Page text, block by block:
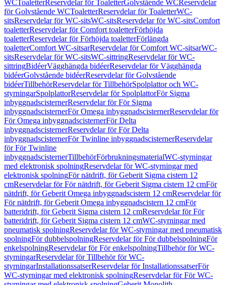
WCToaletterReservdelar för ToaletterGolvstående WCReservdelar
för Golvstående WCToaletterReservdelar för ToaletterWC-
sitsReservdelar för WC-sitsWC-sitsReservdelar för WC-sitsComfort
toaletterReservdelar för Comfort toaletterFörhöjda
toaletterReservdelar för Förhöjda toaletterFörlängda
toaletterComfort WC-sitsarReservdelar för Comfort WC-sitsarWC-
sitsReservdelar för WC-sitsWC-sittringReservdelar för WC-
sittringBidéerVägghängda bidéerReservdelar för Vägghängda
bidéerGolvstående bidéerReservdelar för Golvstående
bidéerTillbehörReservdelar för TillbehörSpolplattor och WC-
styrningarSpolplattorReservdelar för SpolplattorFör Sigma
inbyggnadscisternerReservdelar för För Sigma
inbyggnadscisternerFör Omega inbyggnadscisternerReservdelar för
För Omega inbyggnadscisternerFör Delta
inbyggnadscisternerReservdelar för För Delta
inbyggnadscisternerFör Twinline inbyggnadscisternerReservdelar
för För Twinline
inbyggnadscisternerTillbehörFörbrukningsmaterialWC-styrningar
med elektronisk spolningReservdelar för WC-styrningar med
elektronisk spolningFör nätdrift, för Geberit Sigma cistern 12
cmReservdelar för För nätdrift, för Geberit Sigma cistern 12 cmFör
nätdrift, för Geberit Omega inbyggnadscistern 12 cmReservdelar för
För nätdrift, för Geberit Omega inbyggnadscistern 12 cmFör
batteridrift, för Geberit Sigma cistern 12 cmReservdelar för För
batteridrift, för Geberit Sigma cistern 12 cmWC-styrningar med
pneumatisk spolningReservdelar för WC-styrningar med pneumatisk
spolningFör dubbelspolningReservdelar för För dubbelspolningFör
enkelspolningReservdelar för För enkelspolningTillbehör för WC-
styrningarReservdelar för Tillbehör för WC-
styrningarInstallationssatserReservdelar för InstallationssatserFör
WC-styrningar med elektronisk spolningReservdelar för För WC-